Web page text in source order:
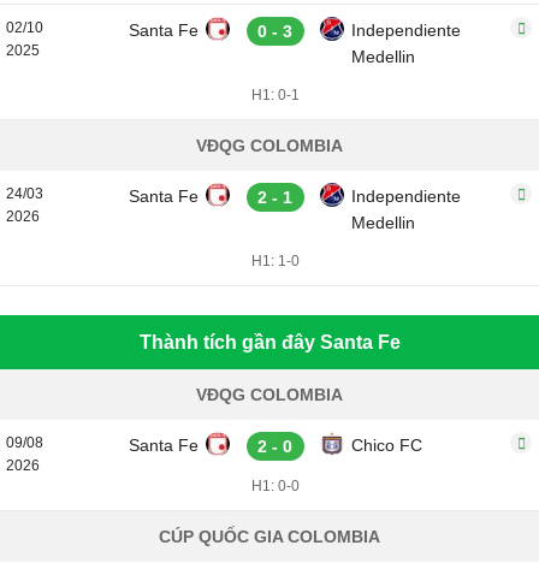
02/10
2025
Santa Fe 0 - 3
Independiente
Medellin
H1: 0-1
VĐQG COLOMBIA
24/03
2026
Santa Fe 2 - 1
Independiente
Medellin
H1: 1-0
Thành tích gần đây Santa Fe
VĐQG COLOMBIA
09/08
2026
Santa Fe 2 - 0 Chico FC
H1: 0-0
CÚP QUỐC GIA COLOMBIA